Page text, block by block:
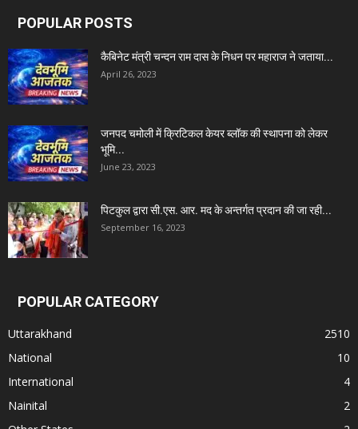
POPULAR POSTS
कैबिनेट मंत्री चन्दन राम दास के निधन पर महाराज ने जताया...
April 26, 2023
जनपद चमोली में क्रिटिकल केयर ब्लॉक की स्थापना को लेकर
भूमि...
June 23, 2023
पिटकुल द्वारा सी.एस. आर. मद के अन्तर्गत प्रदान की जा रही...
September 16, 2023
POPULAR CATEGORY
Uttarakhand
2510
National
10
International
4
Nainital
2